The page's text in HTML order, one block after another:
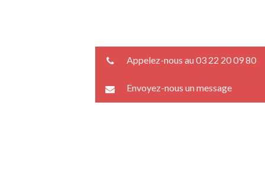
Appelez-nous au 03 22 20 09 80
Envoyez-nous un message